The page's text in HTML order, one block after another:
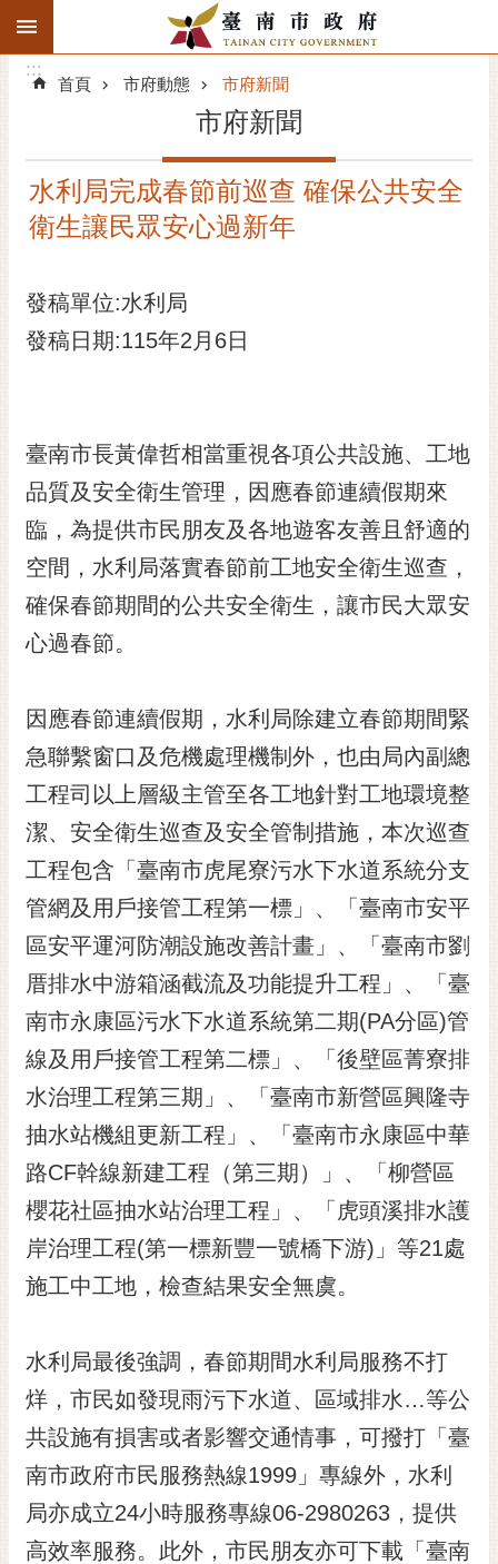
跳到主要內容區塊
搜
階
精彩府城
市府團隊
主題服務
市民互動
黃
偉
哲
螢
光
桐
花
祭
網
站
導
覽
訂
閱
RSS
訂
閱
電
子
報
市
民
信
箱
日
本
語
隱
私
權
及
:::
:::
首頁 市府動態 市府新聞
市府新聞
水利局完成春節前巡查 確保公共安全
衛生讓民眾安心過新年
發稿單位:水利局
發稿日期:115年2月6日
臺南市長黃偉哲相當重視各項公共設施、工地
品質及安全衛生管理，因應春節連續假期來
臨，為提供市民朋友及各地遊客友善且舒適的
空間，水利局落實春節前工地安全衛生巡查，
確保春節期間的公共安全衛生，讓市民大眾安
心過春節。
因應春節連續假期，水利局除建立春節期間緊
急聯繫窗口及危機處理機制外，也由局內副總
工程司以上層級主管至各工地針對工地環境整
潔、安全衛生巡查及安全管制措施，本次巡查
工程包含「臺南市虎尾寮污水下水道系統分支
管網及用戶接管工程第一標」、「臺南市安平
區安平運河防潮設施改善計畫」、「臺南市劉
厝排水中游箱涵截流及功能提升工程」、「臺
南市永康區污水下水道系統第二期(PA分區)管
線及用戶接管工程第二標」、「後壁區菁寮排
水治理工程第三期」、「臺南市新營區興隆寺
抽水站機組更新工程」、「臺南市永康區中華
路CF幹線新建工程（第三期）」、「柳營區
櫻花社區抽水站治理工程」、「虎頭溪排水護
岸治理工程(第一標新豐一號橋下游)」等21處
施工中工地，檢查結果安全無虞。
水利局最後強調，春節期間水利局服務不打
烊，市民如發現雨污下水道、區域排水…等公
共設施有損害或者影響交通情事，可撥打「臺
南市政府市民服務熱線1999」專線外，水利
局亦成立24小時服務專線06-2980263，提供
高效率服務。此外，市民朋友亦可下載「臺南